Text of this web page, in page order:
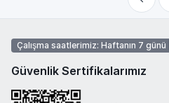
Çalışma saatlerimiz: Haftanın 7
Güvenlik Sertifikalarımız